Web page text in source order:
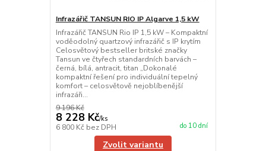
Infrazářič TANSUN RIO IP Algarve 1,5 kW
Infrazářič TANSUN Rio IP 1,5 kW – Kompaktní
voděodolný quartzový infrazářič s IP krytím
Celosvětový bestseller britské značky
Tansun ve čtyřech standardních barvách –
černá, bílá, antracit, titan „Dokonalé
kompaktní řešení pro individuální tepelný
komfort – celosvětově nejoblíbenější
infrazáři...
9 196 Kč
8 228 Kč/ks
6 800 Kč bez DPH do 10 dní
Zvolit variantu